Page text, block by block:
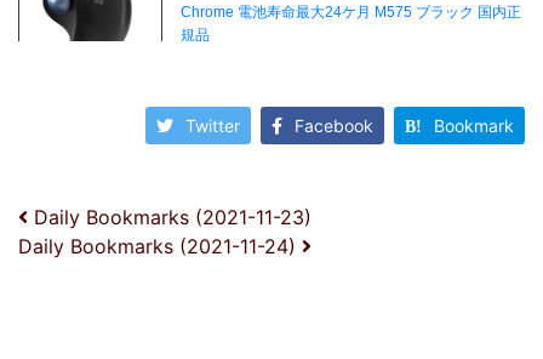
Twitter Facebook Bookmark
投稿ナビゲーション
Daily Bookmarks (2021-11-23)
Daily Bookmarks (2021-11-24)